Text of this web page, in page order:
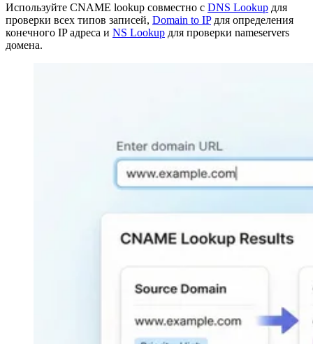
Используйте CNAME lookup совместно с DNS Lookup для
проверки всех типов записей, Domain to IPдля определения
конечного IP адреса и NS Lookup для проверки nameservers
домена.